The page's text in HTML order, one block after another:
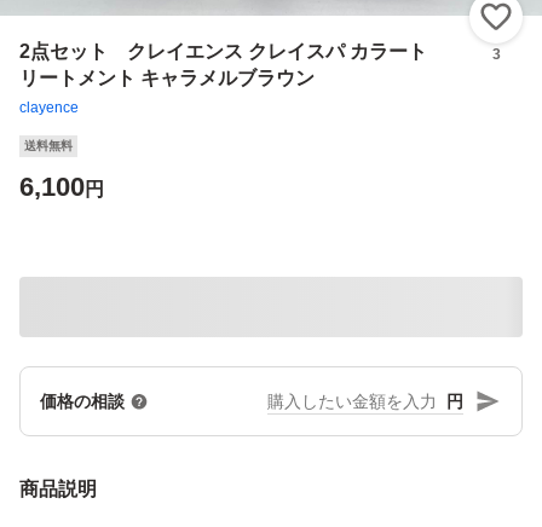
2点セット クレイエンス クレイスパ カラート
リートメント キャラメルブラウン
clayence
3
送料無料
6,100円
価格の相談 円
商品説明